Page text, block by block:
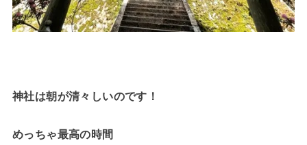
神社は朝が清々しいのです！
めっちゃ最高の時間